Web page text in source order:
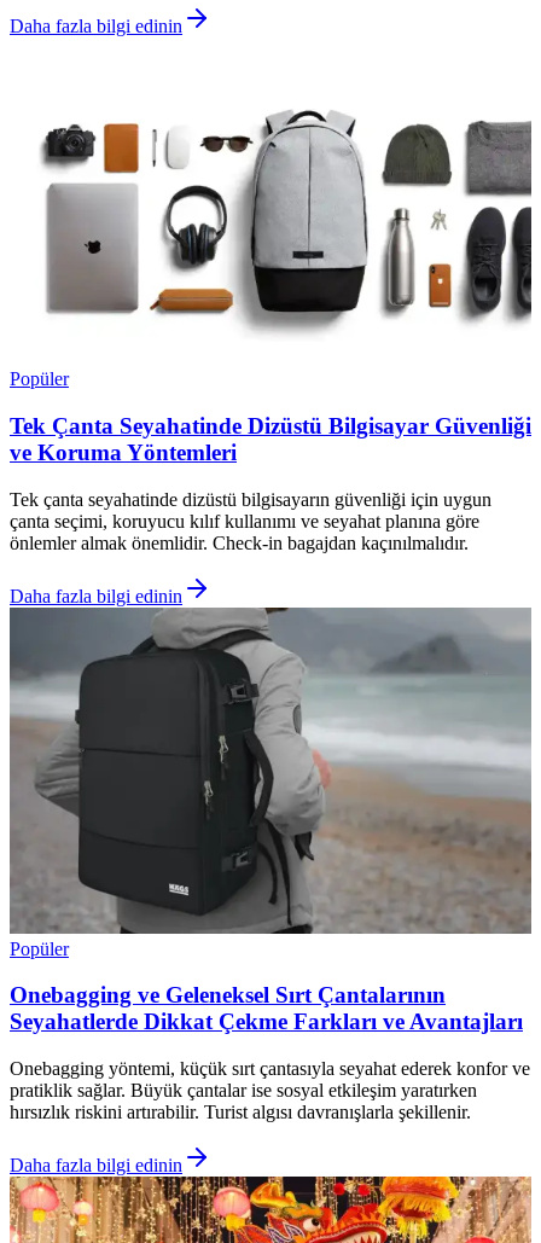
Daha fazla bilgi edinin
Popüler
Tek Çanta Seyahatinde Dizüstü Bilgisayar Güvenliği
ve Koruma Yöntemleri
Tek çanta seyahatinde dizüstü bilgisayarın güvenliği için uygun
çanta seçimi, koruyucu kılıf kullanımı ve seyahat planına göre
önlemler almak önemlidir. Check-in bagajdan kaçınılmalıdır.
Daha fazla bilgi edinin
Popüler
Onebagging ve Geleneksel Sırt Çantalarının
Seyahatlerde Dikkat Çekme Farkları ve Avantajları
Onebagging yöntemi, küçük sırt çantasıyla seyahat ederek konfor ve
pratiklik sağlar. Büyük çantalar ise sosyal etkileşim yaratırken
hırsızlık riskini artırabilir. Turist algısı davranışlarla şekillenir.
Daha fazla bilgi edinin